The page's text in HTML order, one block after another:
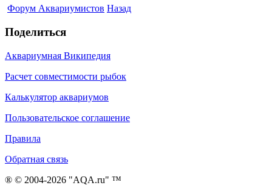
Форум Аквариумистов Назад
Поделиться
Аквариумная Википедия
Расчет совместимости рыбок
Калькулятор аквариумов
Пользовательское соглашение
Правила
Обратная связь
® © 2004-2026 "AQA.ru" ™